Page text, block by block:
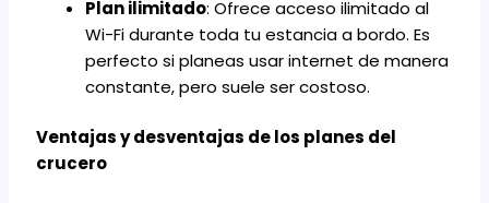
Plan ilimitado: Ofrece acceso ilimitado al
Wi-Fi durante toda tu estancia a bordo. Es
perfecto si planeas usar internet de manera
constante, pero suele ser costoso.
Ventajas y desventajas de los planes del
crucero